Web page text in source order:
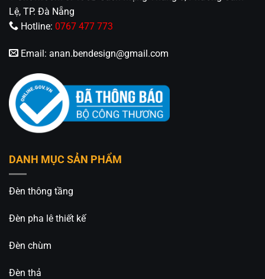
Fanpage:Đèn Trang Trí An An Decor
Lệ, TP. Đà Nẵng
Hotline: 0767 477 773
Email: anan.bendesign@gmail.com
DANH MỤC SẢN PHẨM
Đèn thông tầng
Đèn pha lê thiết kế
Đèn chùm
Đèn thả